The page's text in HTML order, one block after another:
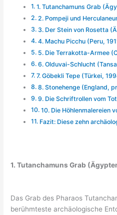
1. Tutanchamuns Grab
2. Pompeji und
3. Der Stein von Rosetta
4. Machu Picchu (Peru,
5. Die Terrakotta-Armee
6. Olduvai-Schlucht
7. Göbekli Tepe (Türkei,
8. Stonehenge (England,
9. Die Schriftrollen vom
10. Die Höhlenmalereien
Fazit: Diese zehn
1. Tutanchamuns Grab
Das Grab des Pharaos
berühmteste archäologische